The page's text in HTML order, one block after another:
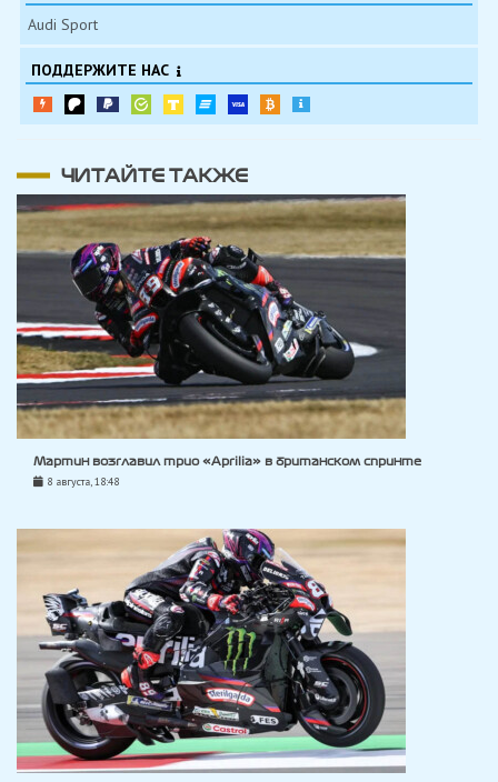
Audi Sport
ПОДДЕРЖИТЕ НАС
ЧИТАЙТЕ ТАКЖЕ
Мартин возглавил трио «Aprilia» в британском спринте
8 августа, 18:48